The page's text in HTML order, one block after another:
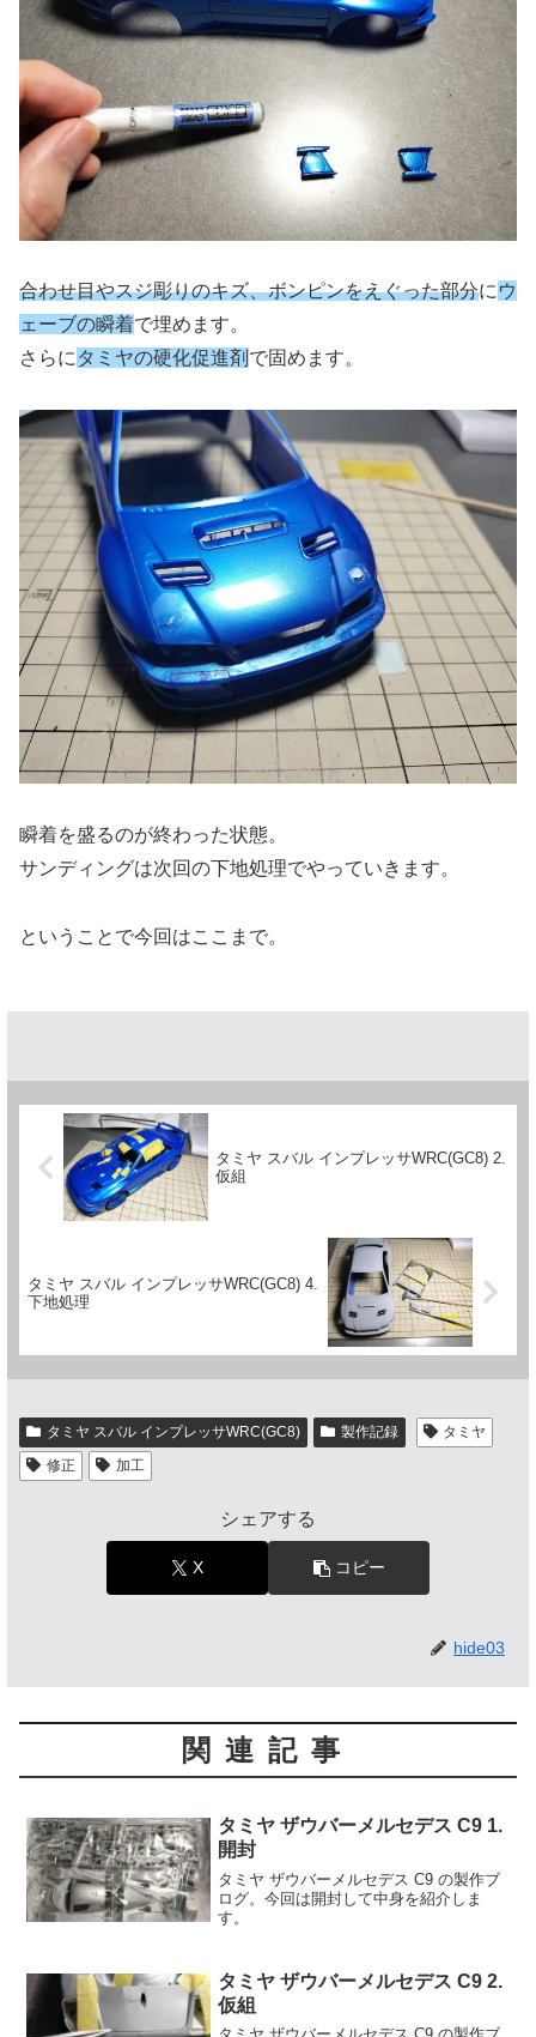
合わせ目やスジ彫りのキズ、ボンピンをえぐった部分にウ
ェーブの瞬着で埋めます。
さらにタミヤの硬化促進剤 で固めます。
瞬着を盛るのが終わった状態。
サンディングは次回の下地処理でやっていきます。
ということで今回はここまで。
タミヤ スバル インプレッサWRC(GC8) 2.
仮組
タミヤ スバル インプレッサWRC(GC8) 4.
下地処理
タミヤ スバル インプレッサWRC(GC8) 製作記録
タミヤ
修正
加工
シェアする
X コピー
hide03
関連記事
タミヤ ザウバーメルセデス C9 1.
開封
タミヤ ザウバーメルセデス C9 の製作ブ
ログ。今回は開封して中身を紹介しま
す。
タミヤ ザウバーメルセデス C9 2.
仮組